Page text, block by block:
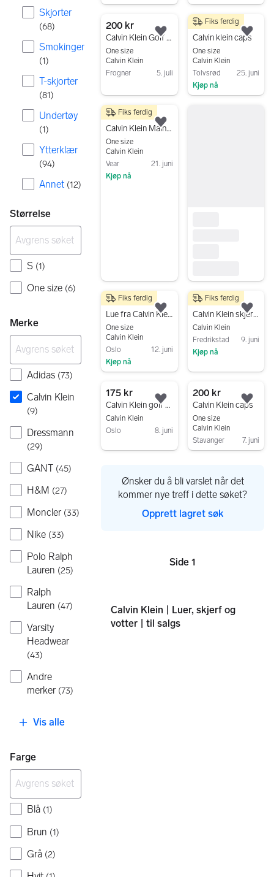
Skjorter
(68)
Smokinger
(1)
T-skjorter
(81)
Undertøy
(1)
Ytterklær
(94)
Annet (12)
Størrelse
S (1)
One size (6)
Merke
Adidas (73)
Calvin Klein
(9)
Dressmann
(29)
GANT (45)
H&M (27)
Moncler (33)
Nike (33)
Polo Ralph
Lauren (25)
Ralph
Lauren (47)
Varsity
Headwear
(43)
Andre
merker (73)
Vis alle
Farge
Blå (1)
Brun (1)
Grå (2)
200 kr
Calvin Klein Golf Hals
One size
Calvin Klein
Frogner
5. juli
Legg til som favoritt.
120 kr
Calvin klein caps
One size
Calvin Klein
Tolvsrød
25. juni
Kjøp nå
Fiks ferdig
300 kr
Calvin Klein Main Logo caps grå bomull one size
One size
Calvin Klein
Vear
21. juni
Kjøp nå
Fiks ferdig
Legg til som favoritt.
99 kr
Lue fra Calvin Klein selges!
One size
Calvin Klein
Oslo
12. juni
Kjøp nå
Fiks ferdig
Legg til som favoritt.
135 kr
Calvin Klein skjerf grå
Calvin Klein
Fredrikstad
9. juni
Kjøp nå
Fiks ferdig
Gå til annonsen
175 kr
Calvin Klein golf Quadrant Beanie, lue, blå, one size
Calvin Klein
Oslo
8. juni
Legg til som favoritt.
Gå til annonsen
200 kr
Calvin Klein caps
One size
Calvin Klein
Stavanger
7. juni
Ønsker du å bli varslet når det
kommer nye treff i dette søket?
Opprett lagret søk
Sider
Side 1
Calvin Klein | Luer, skjerf og
votter | til salgs